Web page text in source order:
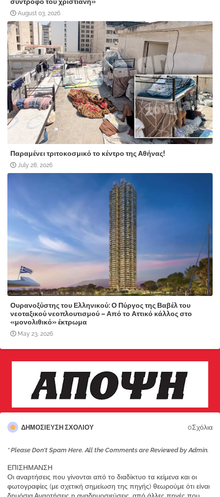
August 03, 2026
Παραμένει τριτοκοσμικό το κέντρο της Αθήνας!
July 28, 2026
Ουρανοξύστης του Ελληνικού: Ο Πύργος της Βαβέλ του
νεοταξικού νεοπλουτισμού – Από το Αττικό κάλλος στο
«μονολιθικό» έκτρωμα
May 23, 2026
ΔΗΜΟΣΊΕΥΣΗ ΣΧΟΛΊΟΥ 0Σχόλια
* Please Don't Spam Here. All the Comments are Reviewed by Admin.
ΕΠΙΣΗΜΑΝΣΗ
Οι αναρτήσεις που γίνονται από το διαδίκτυο τα κείμενα και οι
φωτογραφίες (με σχετική σημείωση της πηγής) θεωρούμε ότι είναι
δημόσια.Αναρτήσεις η αναδημοσιεύσεις, από άλλες πηγές που